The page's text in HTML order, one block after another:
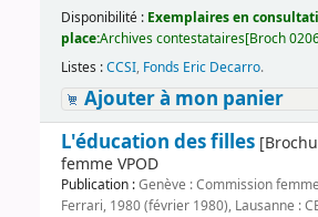
Disponibilité : Exemplaires en
place:Archives contestataires[Broch
Listes :CCSI, Fonds Eric Decarro.
Ajouter à mon panier
L'éducation des filles
femme VPOD
Publication :Genève : Commission
Ferrari, 1980 (février 1980), Lausanne :